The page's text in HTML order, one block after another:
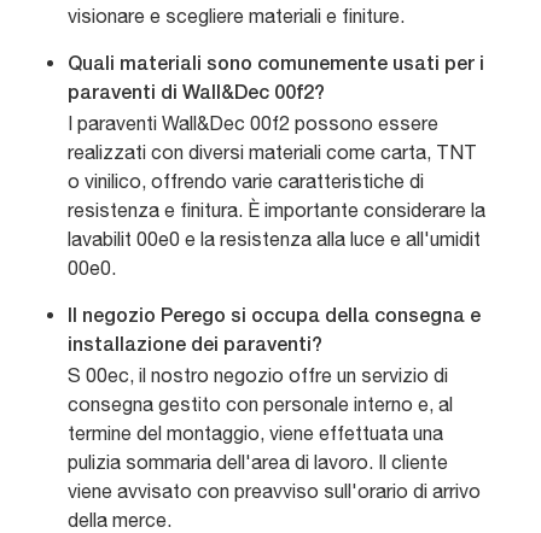
visionare e scegliere materiali e finiture.
Quali materiali sono comunemente usati per i
paraventi di Wall&Dec 00f2?
I paraventi Wall&Dec 00f2 possono essere
realizzati con diversi materiali come carta, TNT
o vinilico, offrendo varie caratteristiche di
resistenza e finitura. È importante considerare la
lavabilit 00e0 e la resistenza alla luce e all'umidit
00e0.
Il negozio Perego si occupa della consegna e
installazione dei paraventi?
S 00ec, il nostro negozio offre un servizio di
consegna gestito con personale interno e, al
termine del montaggio, viene effettuata una
pulizia sommaria dell'area di lavoro. Il cliente
viene avvisato con preavviso sull'orario di arrivo
della merce.